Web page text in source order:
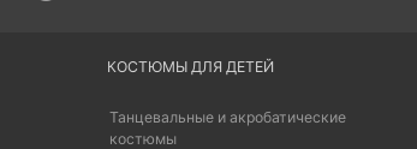
КОСТЮМЫ ДЛЯ ДЕТЕЙ
Танцевальные и акробатические
костюмы